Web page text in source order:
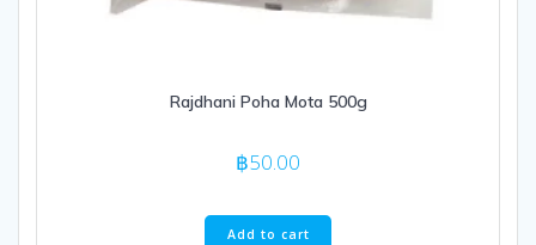
Rajdhani Poha Mota 500g
฿50.00
Add to cart